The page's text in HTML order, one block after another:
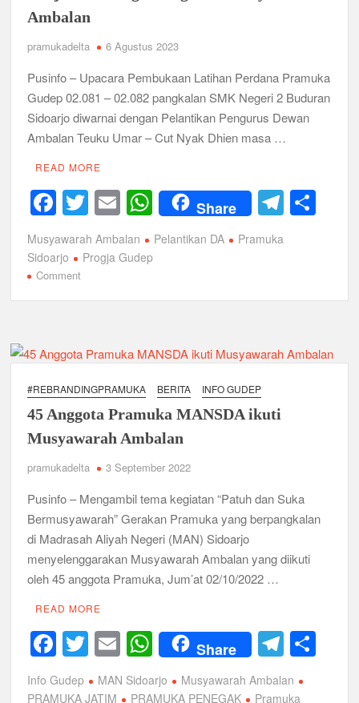
dan
Susun
Kerja
Ambalan
pramukadelta 6 Agustus 2023
Pusinfo – Upacara Pembukaan Latihan Perdana Pramuka
Gudep 02.081 – 02.082 pangkalan SMK Negeri 2 Buduran
Sidoarjo diwarnai dengan Pelantikan Pengurus Dewan
Ambalan Teuku Umar – Cut Nyak Dhien masa …
READ MORE
F
a
c
e
b
o
k
T
wi
tt
E
m
ail
W
h
at
A
p
Share T
a
Musyawarah Ambalan Pelantikan DA
Pramuka
Sidoarjo
Progja Gudep
Commenton
Lanjutkan
Kegiatan
Musyawarah
Ambalan
#REBRANDINGPRAMUKA BERITA INFO GUDEP
45 Anggota Pramuka MANSDA ikuti
Musyawarah Ambalan
pramukadelta 3 September 2022
Pusinfo – Mengambil tema kegiatan “Patuh dan Suka
Bermusyawarah” Gerakan Pramuka yang berpangkalan
di Madrasah Aliyah Negeri (MAN) Sidoarjo
menyelenggarakan Musyawarah Ambalan yang diikuti
oleh 45 anggota Pramuka, Jum’at 02/10/2022 …
READ MORE
F
a
c
T
wi
tt
E
m
ail
W
h
at
Share T
el
e
Info Gudep MAN Sidoarjo
Musyawarah Ambalan
PRAMUKA JATIM
PRAMUKA PENEGAK Pramuka